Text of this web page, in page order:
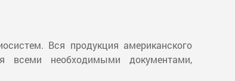
Вся продукция американского
всеми необходимыми документами,